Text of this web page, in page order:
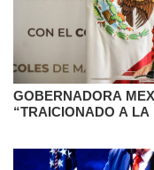
GOBERNADORA
“TRAICIONADO A LA